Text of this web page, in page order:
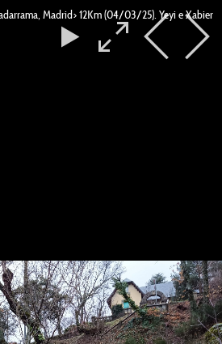
Madrid> 12Km (04/03/25). Yeyi e Xabier